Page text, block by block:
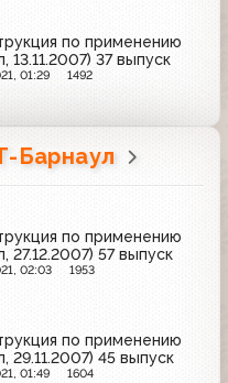
по применению
13.11.2007) 37 выпуск
01:29 1492
Барнаул
по применению
27.12.2007) 57 выпуск
02:03 1953
по применению
29.11.2007) 45 выпуск
01:49 1604